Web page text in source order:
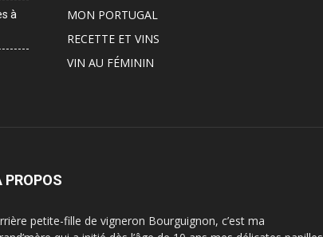
à
MON PORTUGAL
RECETTE ET VINS
VIN AU FÉMININ
PROPOS
petite-fille de vigneron Bourguignon, c’est ma